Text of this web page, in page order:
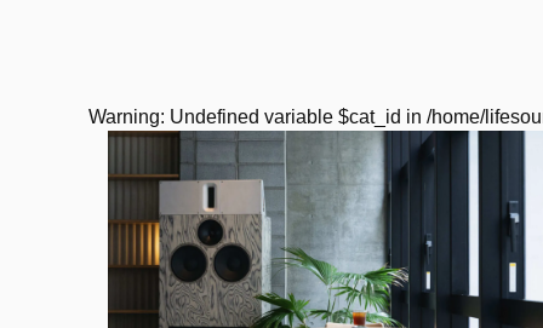
Warning: Undefined variable $cat_id in /home/